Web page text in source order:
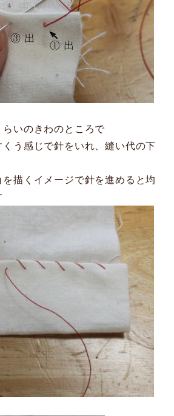
いのきわのところで
う感じで針をいれ、縫い代の下
描くイメージで針を進めると均